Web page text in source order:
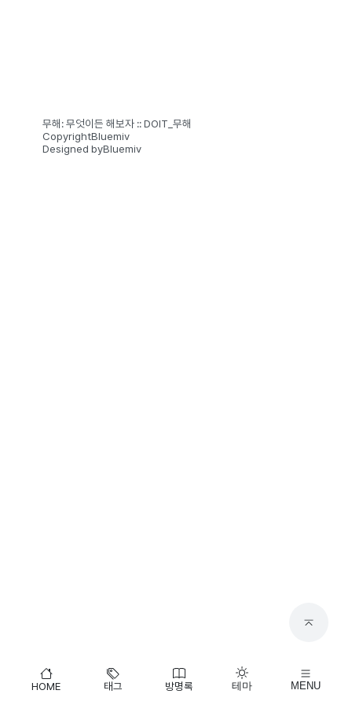
HOME 태그 방명록 테마 MENU
무해: 무엇이든 해보자 :: DOIT_무해
CopyrightBluemiv
Designed byBluemiv